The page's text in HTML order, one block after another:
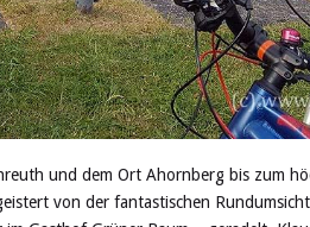
und dem Ort Ahornberg bis zum
von der fantastischen